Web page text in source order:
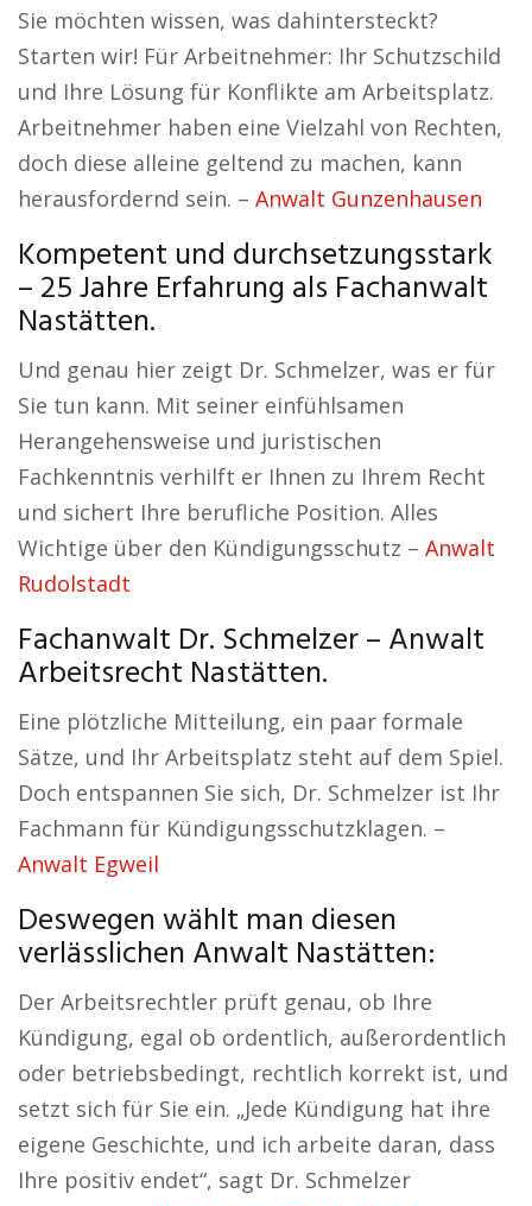
Sie möchten wissen, was dahintersteckt?
Starten wir! Für Arbeitnehmer: Ihr Schutzschild
und Ihre Lösung für Konflikte am Arbeitsplatz.
Arbeitnehmer haben eine Vielzahl von Rechten,
doch diese alleine geltend zu machen, kann
herausfordernd sein. – Anwalt Gunzenhausen
Kompetent und durchsetzungsstark
– 25 Jahre Erfahrung als Fachanwalt
Nastätten.
Und genau hier zeigt Dr. Schmelzer, was er für
Sie tun kann. Mit seiner einfühlsamen
Herangehensweise und juristischen
Fachkenntnis verhilft er Ihnen zu Ihrem Recht
und sichert Ihre berufliche Position. Alles
Wichtige über den Kündigungsschutz – Anwalt
Rudolstadt
Fachanwalt Dr. Schmelzer – Anwalt
Arbeitsrecht Nastätten.
Eine plötzliche Mitteilung, ein paar formale
Sätze, und Ihr Arbeitsplatz steht auf dem Spiel.
Doch entspannen Sie sich, Dr. Schmelzer ist Ihr
Fachmann für Kündigungsschutzklagen. –
Anwalt Egweil
Deswegen wählt man diesen
verlässlichen Anwalt Nastätten:
Der Arbeitsrechtler prüft genau, ob Ihre
Kündigung, egal ob ordentlich, außerordentlich
oder betriebsbedingt, rechtlich korrekt ist, und
setzt sich für Sie ein. „Jede Kündigung hat ihre
eigene Geschichte, und ich arbeite daran, dass
Ihre positiv endet“, sagt Dr. Schmelzer